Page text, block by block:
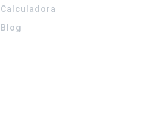
Calculadora
Blog